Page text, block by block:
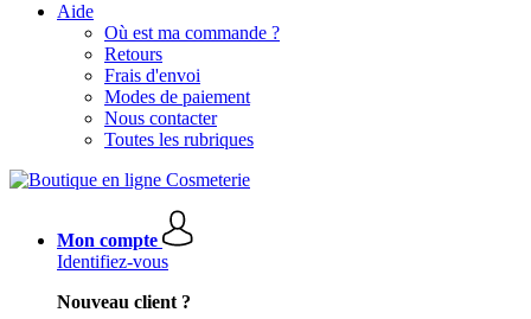
Aide
Où est ma commande ?
Retours
Frais d'envoi
Modes de paiement
Nous contacter
Toutes les rubriques
Mon compte
Identifiez-vous
Nouveau client ?